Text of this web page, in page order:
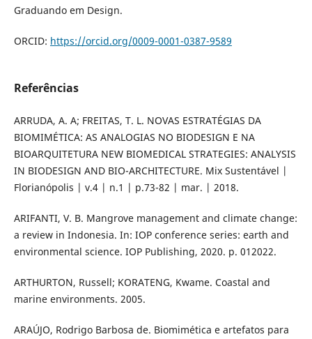
Graduando em Design.
ORCID: https://orcid.org/0009-0001-0387-9589
Referências
ARRUDA, A. A; FREITAS, T. L. NOVAS ESTRATÉGIAS DA
BIOMIMÉTICA: AS ANALOGIAS NO BIODESIGN E NA
BIOARQUITETURA NEW BIOMEDICAL STRATEGIES: ANALYSIS
IN BIODESIGN AND BIO-ARCHITECTURE. Mix Sustentável |
Florianópolis | v.4 | n.1 | p.73-82 | mar. | 2018.
ARIFANTI, V. B. Mangrove management and climate change:
a review in Indonesia. In: IOP conference series: earth and
environmental science. IOP Publishing, 2020. p. 012022.
ARTHURTON, Russell; KORATENG, Kwame. Coastal and
marine environments. 2005.
ARAÚJO, Rodrigo Barbosa de. Biomimética e artefatos para